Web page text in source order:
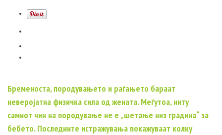
Бременоста, породувањето и раѓањето бараат
неверојатна физичка сила од жената. Меѓутоа, ниту
самиот чин на породување не е „шетање низ градина“ за
бебето. Последните истражувања покажуваат колку